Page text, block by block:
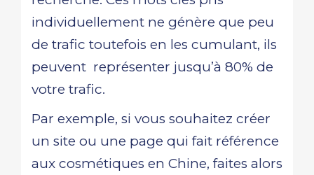
individuellement ne génère que peu
de trafic toutefois en les cumulant, ils
peuvent représenter jusqu’à 80% de
votre trafic.
Par exemple, si vous souhaitez créer
un site ou une page qui fait référence
aux cosmétiques en Chine, faites alors